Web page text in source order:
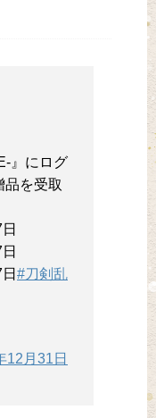
』にログ
品を受取
#刀剣乱
12月31日